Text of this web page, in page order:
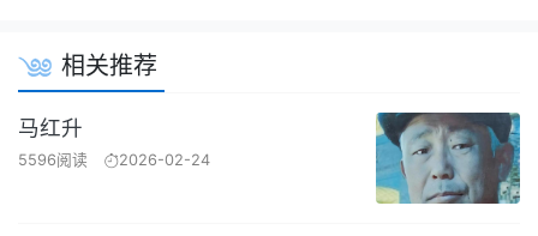
相关推荐
马红升
5596阅读 2026-02-24